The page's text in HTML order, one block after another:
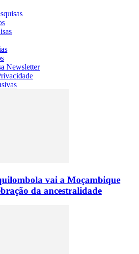
Newsletter
vai a Moçambique
da ancestralidade